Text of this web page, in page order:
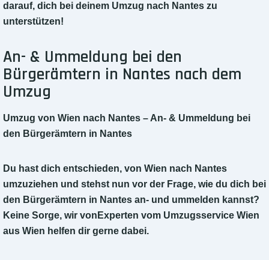
darauf, dich bei deinem Umzug nach Nantes zu
unterstützen!
An- & Ummeldung bei den
Bürgerämtern in Nantes nach dem
Umzug
Umzug von Wien nach Nantes – An- & Ummeldung bei
den Bürgerämtern in Nantes
Du hast dich entschieden, von Wien nach Nantes
umzuziehen und stehst nun vor der Frage, wie du dich bei
den Bürgerämtern in Nantes an- und ummelden kannst?
Keine Sorge, wir vonExperten vom Umzugsservice Wien
aus Wien helfen dir gerne dabei.